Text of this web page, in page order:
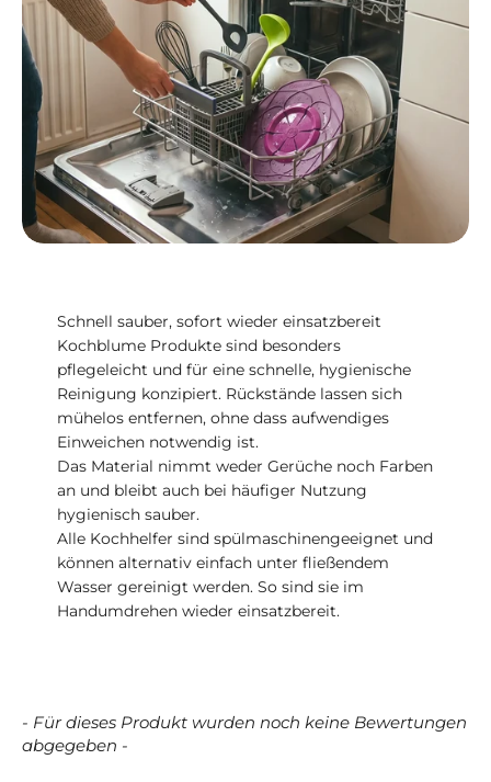
Schnell sauber, sofort wieder einsatzbereit
Kochblume Produkte sind besonders
pflegeleicht und für eine schnelle, hygienische
Reinigung konzipiert. Rückstände lassen sich
mühelos entfernen, ohne dass aufwendiges
Einweichen notwendig ist.
Das Material nimmt weder Gerüche noch Farben
an und bleibt auch bei häufiger Nutzung
hygienisch sauber.
Alle Kochhelfer sind spülmaschinengeeignet und
können alternativ einfach unter fließendem
Wasser gereinigt werden. So sind sie im
Handumdrehen wieder einsatzbereit.
- Für dieses Produkt wurden noch keine Bewertungen
abgegeben -
New content loaded